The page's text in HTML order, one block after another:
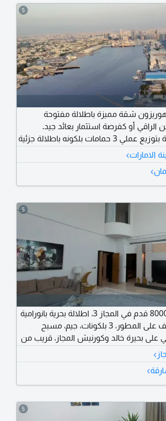
5
شقة مميزة باطلالة مفتوحة
أو كفرصة استثمار بعائد جيد.
تفاصيل الشقة غرفتين وصالة بتوزيع عملي 3 حمامات بلكونه باطلالة جزئية
من جميع الخدمات والمواصلات وسهل
منافس
الامارات›
›
5
دوبلكس VIP فاخر بمساحة 8000 قدم في المجاز 3، اطلالة بحرية بانورامية
كاملة، 6 غرف، أثاث فاخر، تكييف على المطور، 3 بلكونات، جيم، مسبح
بحيرة خالد وكورنيش المجاز، قريب من
›
›
5